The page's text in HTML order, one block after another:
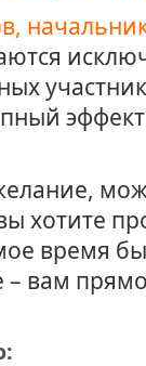
хотите
время
– вам